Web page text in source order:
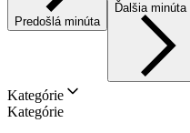
Predošlá minúta
Ďalšia minúta
Kategórie
Kategórie